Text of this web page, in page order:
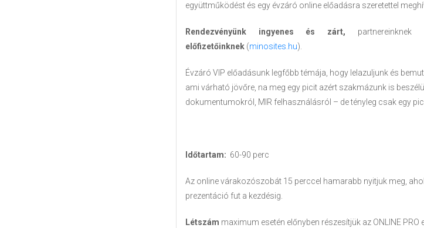
együttműködést és egy évzáró online előadásra szeretettel
Rendezvényünk ingyenes és zárt,
előfizetőinknek (minosites.hu).
Évzáró VIP előadásunk legfőbb témája, hogy lelazuljunk és
ami várható jövőre, na meg egy picit azért szakmázunk is
dokumentumokról, MIR felhasználásról – de tényleg csak egy
Időtartam: 60-90 perc
Az online várakozószobát 15 perccel hamarabb nyitjuk meg,
prezentáció fut a kezdésig.
Létszám maximum esetén előnyben részesítjük az ONLINE PRO